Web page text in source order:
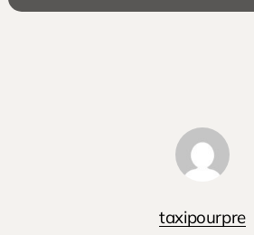
taxipourpre